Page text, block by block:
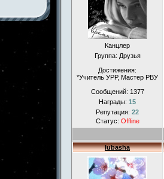
Канцлер
Группа: Друзья
Достижения:
*Учитель УРР, Мастер РВУ
Сообщений: 1377
Награды: 15
Репутация: 22
Статус: Offline
lubasha